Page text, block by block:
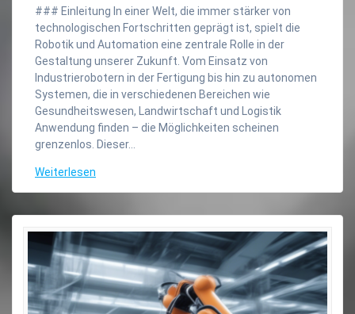
### Einleitung In einer Welt, die immer stärker von
technologischen Fortschritten geprägt ist, spielt die
Robotik und Automation eine zentrale Rolle in der
Gestaltung unserer Zukunft. Vom Einsatz von
Industrierobotern in der Fertigung bis hin zu autonomen
Systemen, die in verschiedenen Bereichen wie
Gesundheitswesen, Landwirtschaft und Logistik
Anwendung finden – die Möglichkeiten scheinen
grenzenlos. Dieser…
Weiterlesen